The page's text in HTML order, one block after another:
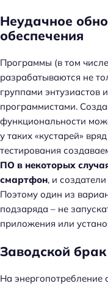
Неудачное
обеспечения
Программы (в том
разрабатываются не
группами энтузиастов
программистами.
функциональности
у таких «кустарей»
тестирования
ПО в некоторых
смартфон, и
Поэтому один из
подзаряда – не
приложения или
Заводской
На энергопотребление